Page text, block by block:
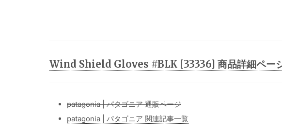
Wind Shield Gloves #BLK [33336] 商品詳細ペー
patagonia | パタゴニア 通販ページ
patagonia | パタゴニア 関連記事一覧